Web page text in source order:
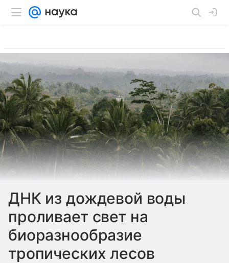
ДНК из дождевой воды
проливает свет на
биоразнообразие
тропических лесов